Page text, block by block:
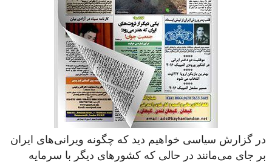
در گزارش سیاسی خواهیم دید که چگونه ویرانی‌های ایران
بر جای می‌مانند در حالی که کشورهای دیگر با سرمایه